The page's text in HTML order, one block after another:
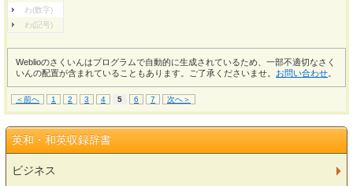
わ(数字)
わ(記号)
Weblioのさくいんはプログラムで自動的に生成されているため、一部不適切なさく
いんの配置が含まれていることもあります。ご了承くださいませ。 お問い合わせ
＜前へ 1 2 3 4 5 6 7 次へ＞
英和・和英収録辞書
ビジネス